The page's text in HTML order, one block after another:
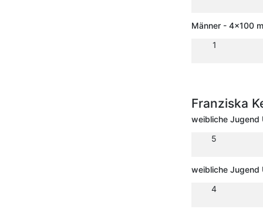
Männer - 4x100
1
Franziska
weibliche Jugend
5
weibliche Jugend
4